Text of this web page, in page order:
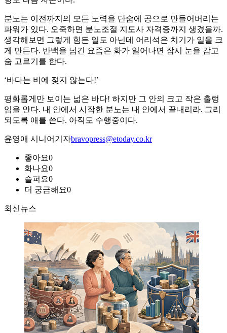
분노는 이전까지의 모든 노력을 단숨에 공으로 만들어버리는
파워가 있다. 오죽하면 분노조절 지도사 자격증까지 생겼을까.
생각해보면 그렇게 힘든 일도 아닌데 어리석은 치기가 일을 크
게 만든다. 반백을 넘긴 요즘은 화가 일어나면 잠시 눈을 감고
숨 고르기를 한다.
‘바다는 비에 젖지 않는다!’
평화롭게만 보이는 넓은 바다! 하지만 그 안의 크고 작은 출렁
임을 안다. 내 안에서 시작한 분노는 내 안에서 끝내리라. 그리
되도록 애를 쓴다. 아직도 수행중이다.
윤영애 시니어기자bravopress@etoday.co.kr
좋아요0
화나요0
슬퍼요0
더 궁금해요0
최신뉴스